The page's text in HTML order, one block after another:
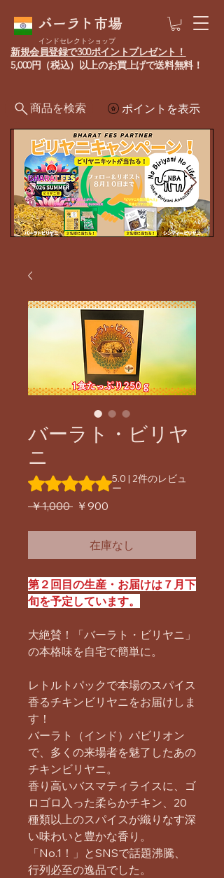
バーラト市場
ポイントを表示
新規会員登録で300ポイントプレゼント！
5,000円（税込）以上のお買上げで送料無料！
インドセレクトショップ
商品を検索
バーラト・ビリヤ
ニ
評価は2件のレビューに基づき、5つ星
5.0 | 2件のレビュ
ー
￥1,000 通￥900
価
在庫なし
第２回目の生産・お届けは７月下
旬を予定しています。
大絶賛！「バーラト・ビリヤニ」
の本格味を自宅で簡単に。
レトルトパックで本場のスパイス
香るチキンビリヤニをお届けしま
す！
バーラト（インド）パビリオン
で、多くの来場者を魅了したあの
チキンビリヤニ。
香り高いバスマティライスに、ゴ
ロゴロ入った柔らかチキン、20
種類以上のスパイスが織りなす深
い味わいと豊かな香り。
「No.1！」とSNSで話題沸騰、
行列必至の逸品でした。